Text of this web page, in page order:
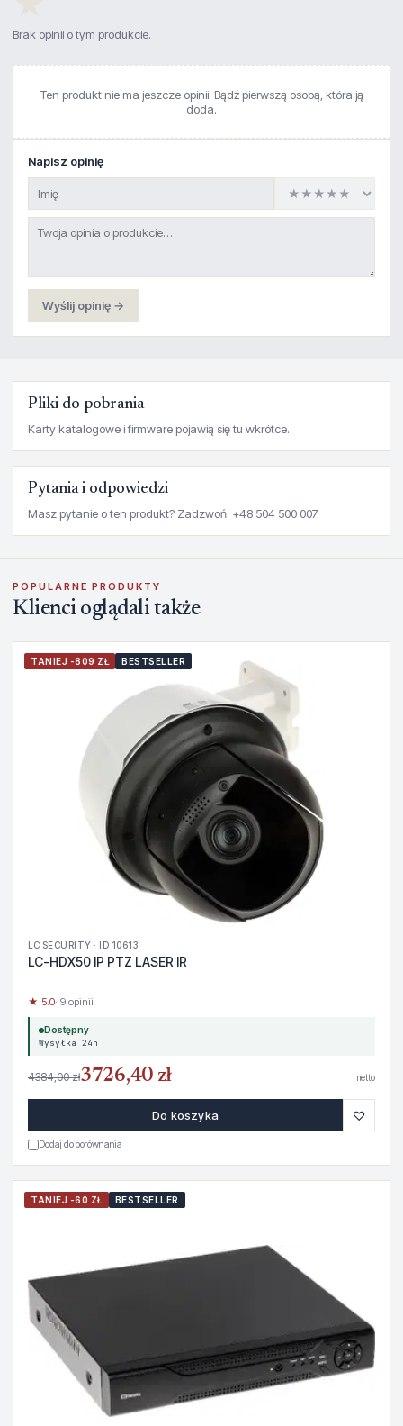
Brak opinii o tym produkcie.
Ten produkt nie ma jeszcze opinii. Bądź pierwszą osobą, która ją
doda.
Napisz opinię
Wyślij opinię →
Pliki do pobrania
Karty katalogowe i firmware pojawią się tu wkrótce.
Pytania i odpowiedzi
Masz pytanie o ten produkt? Zadzwoń: +48 504 500 007.
POPULARNE PRODUKTY
Klienci oglądali także
TANIEJ -809 ZŁ BESTSELLER
LC SECURITY · ID 10613
LC-HDX50 IP PTZ LASER IR
★ 5.0· 9 opinii
Dostępny
Wysyłka 24h
4384,00 zł3726,40 zł netto
Do koszyka ♡
Dodaj do porównania
TANIEJ -60 ZŁ BESTSELLER